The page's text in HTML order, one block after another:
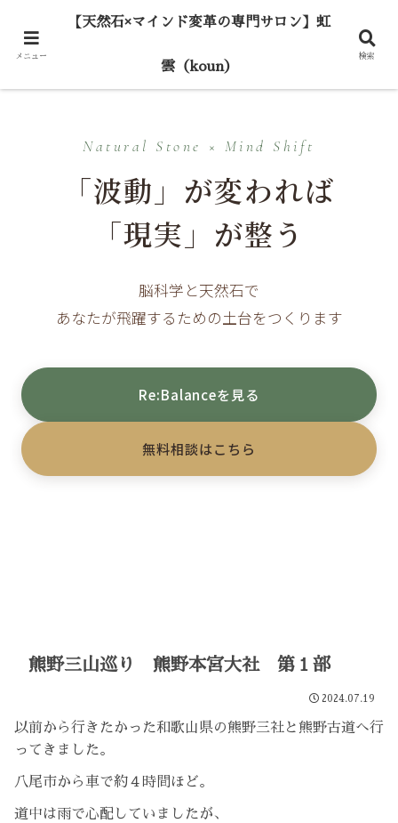
Natural Stone × Mind Shift
「波動」が変われば
「現実」が整う
脳科学と天然石で
あなたが飛躍するための土台をつくります
Re:Balanceを見る
無料相談はこちら
熊野三山巡り 熊野本宮大社 第１部
2024.07.19
以前から行きたかった和歌山県の熊野三社と熊野古道へ行
ってきました。
八尾市から車で約４時間ほど。
道中は雨で心配していましたが、
メニュー
【天然石×マインド変革の専門サロン】虹
雲（koun）
検索